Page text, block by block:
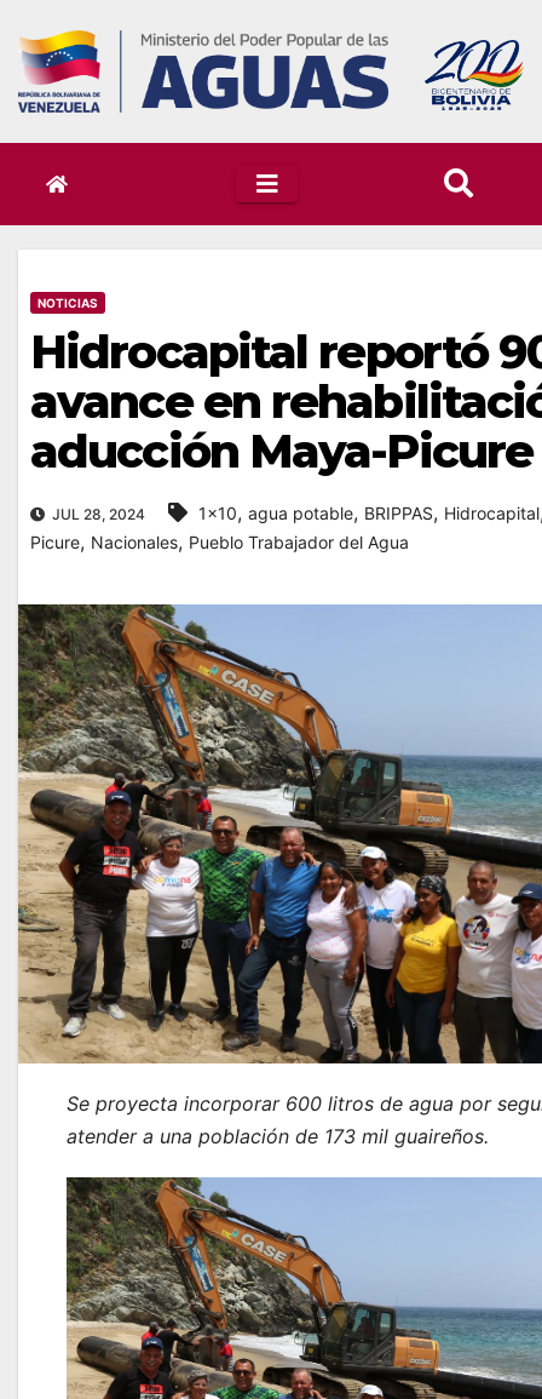
content
NOTICIAS
Hidrocapital reportó
avance en
aducción Maya-Picure
JUL 28, 2024 1x10, agua potable, BRIPPAS, Hidrocapital
Picure, Nacionales, Pueblo Trabajador del Agua
Se proyecta incorporar 600 litros de agua por
atender a una población de 173 mil guaireños.